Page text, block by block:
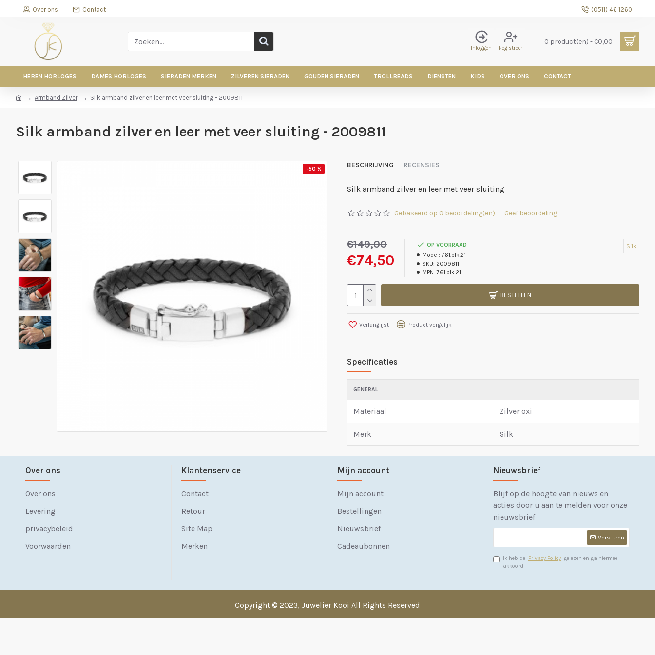
Over ons Contact (0511) 46 1260
Inloggen Registreer
0 product(en) - €0,00
HEREN HORLOGES DAMES HORLOGES SIERADEN MERKEN ZILVEREN SIERADEN GOUDEN SIERADEN TROLLBEADS DIENSTEN KIDS OVER ONS CONTACT
Armband Zilver Silk armband zilver en leer met veer sluiting - 2009811
Silk armband zilver en leer met veer sluiting - 2009811
-50 % BESCHRIJVING RECENSIES
Silk armband zilver en leer met veer sluiting
Gebaseerd op 0 beoordeling(en). - Geef beoordeling
€74,50
€149,00
OP VOORRAAD
Model: 761.blk.21
SKU: 2009811
MPN: 761.blk.21
Silk
BESTELLEN
Verlanglijst Product vergelijk
Specificaties
GENERAL
Materiaal Zilver oxi
Merk Silk
Over ons
Over ons
Levering
privacybeleid
Voorwaarden
Klantenservice
Contact
Retour
Site Map
Merken
Mijn account
Mijn account
Bestellingen
Nieuwsbrief
Cadeaubonnen
Nieuwsbrief
Blijf op de hoogte van nieuws en
acties door u aan te melden voor onze
nieuwsbrief
Versturen
Ik heb de Privacy Policy gelezen en ga hiermee
akkoord
Copyright © 2023, Juwelier Kooi All Rights Reserved